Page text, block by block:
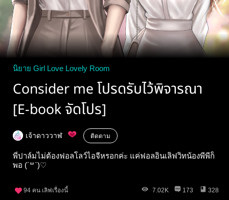
นิยาย Girl Love Lovely Room
Consider me โปรดรับไว้พิจารณา
[E-book จัดโปร]
เจ้าดาววาฬ ติดตาม
พี่ปาล์มไม่ต้องฟอลโลว์ไอจีหรอกค่ะ แค่ฟอลอินเลิฟวิทน้องพีพีก็
พอ (´꒳`)♡
94 คน เลิฟเรื่องนี้ 7.02K 173 328